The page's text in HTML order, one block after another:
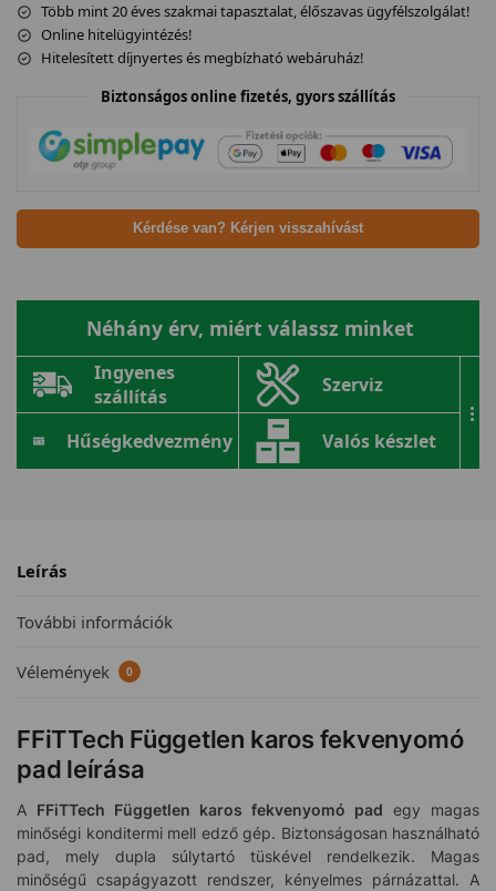
Több mint 20 éves szakmai tapasztalat, élőszavas ügyfélszolgálat!
Online hitelügyintézés!
Hitelesített díjnyertes és megbízható webáruház!
Biztonságos online fizetés, gyors szállítás
Kérdése van? Kérjen visszahívást
Néhány érv, miért válassz minket
Ingyenes
szállítás
Szerviz
Hűségkedvezmény Valós készlet
...
Leírás
További információk
Vélemények 0
FFiTTech Független karos fekvenyomó
pad leírása
A FFiTTech Független karos fekvenyomó pad egy magas
minőségi konditermi mell edző gép. Biztonságosan használható
pad, mely dupla súlytartó tüskével rendelkezik. Magas
minőségű csapágyazott rendszer, kényelmes párnázattal. A